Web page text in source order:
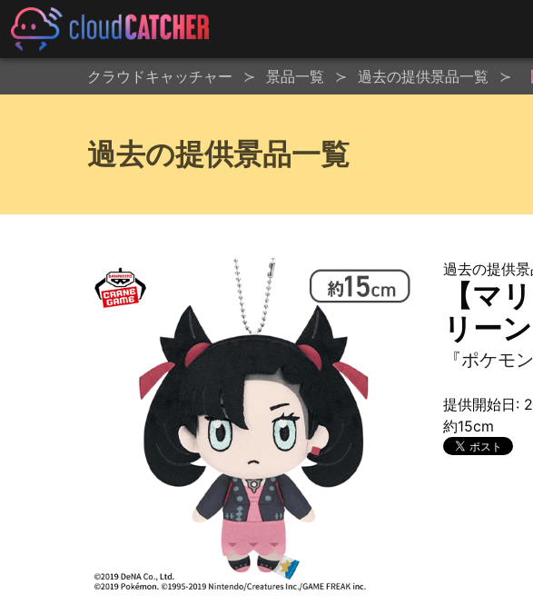
クラウドキャッチャー 景品一覧 過去の提供景品一覧
過去の提供景品一覧
過去の提供景
【マ
リー
『ポケモ
提供開始日:
約15cm